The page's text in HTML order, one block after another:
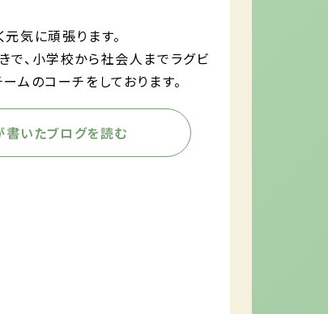
気に頑張ります。
で、小学校から社会人までラグビ
ムのコーチをしております。
いたブログを読む